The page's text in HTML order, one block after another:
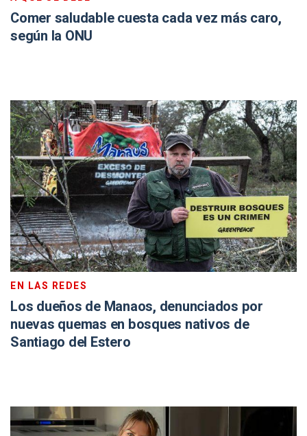
Comer saludable cuesta cada vez más caro,
según la ONU
EN LAS REDES
Los dueños de Manaos, denunciados por
nuevas quemas en bosques nativos de
Santiago del Estero